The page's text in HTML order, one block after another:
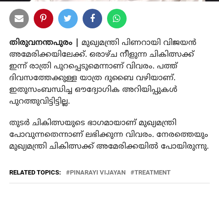
തിരുവനന്തപുരം |
മുഖ്യമന്ത്രി പിണറായി വിജയൻ
അമേരിക്കയിലേക്ക്. ഒരാഴ്ച നീളുന്ന ചികിത്സക്ക്
ഇന്ന് രാത്രി പുറപ്പെടുമെന്നാണ് വിവരം. പത്ത്
ദിവസത്തേക്കുള്ള യാത്ര ദുബൈ വഴിയാണ്.
ഇതുസംബന്ധിച്ച ഔദ്യോഗിക അറിയിപ്പുകൾ
പുറത്തുവിട്ടിട്ടില്ല.
തുടർ ചികിത്സയുടെ ഭാ​ഗമായാണ് മുഖ്യമന്ത്രി
പോവുന്നതെന്നാണ് ലഭിക്കുന്ന വിവരം. നേരത്തെയും
മുഖ്യമന്ത്രി ചികിത്സക്ക് അമേരിക്കയിൽ പോയിരുന്നു.
RELATED TOPICS: PINARAYI VIJAYAN TREATMENT